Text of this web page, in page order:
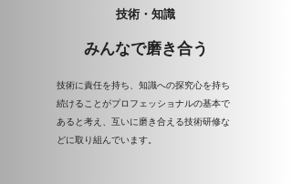
技術・知識
みんなで磨き合う
技術に責任を持ち、知識への探究心を持ち
続けることがプロフェッショナルの基本で
あると考え、互いに磨き合える技術研修な
どに取り組んでいます。